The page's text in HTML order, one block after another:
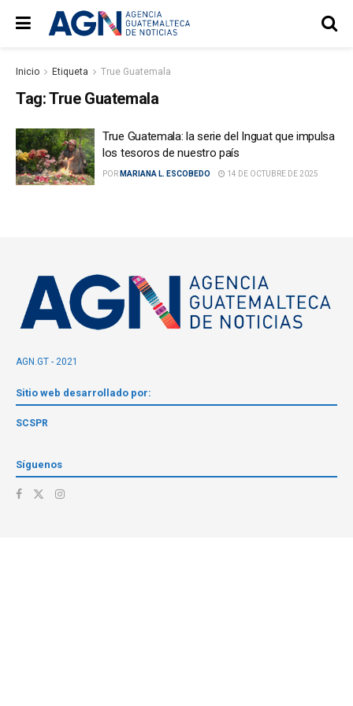
Inicio Etiqueta True Guatemala
Tag:True Guatemala
True Guatemala: la serie del Inguat que impulsa
los tesoros de nuestro país
POR MARIANA L. ESCOBEDO 14 DE OCTUBRE DE 2025
AGN.GT - 2021
Sitio web desarrollado por:
SCSPR
Síguenos